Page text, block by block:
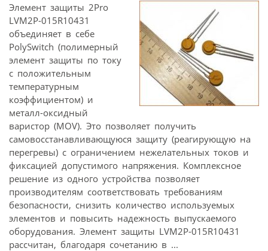
Элемент защиты 2Pro
LVM2P-015R10431
объединяет в себе
PolySwitch (полимерный
элемент защиты по току
с положительным
температурным
коэффициентом) и
металл-оксидный
варистор (MOV). Это позволяет получить
самовосстанавливающуюся защиту (реагирующую на
перегревы) с ограничением нежелательных токов и
фиксацией допустимого напряжения. Комплексное
решение из одного устройства позволяет
производителям соответствовать требованиям
безопасности, снизить количество используемых
элементов и повысить надежность выпускаемого
оборудования. Элемент защиты LVM2P-015R10431
рассчитан, благодаря сочетанию в ...